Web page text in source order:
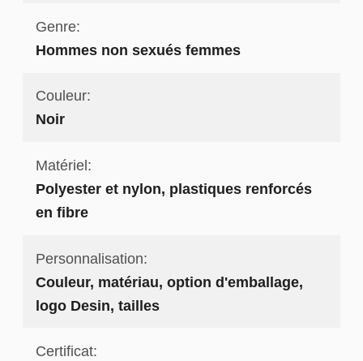
Genre:
Hommes non sexués femmes
Couleur:
Noir
Matériel:
Polyester et nylon, plastiques renforcés
en fibre
Personnalisation:
Couleur, matériau, option d'emballage,
logo Desin, tailles
Certificat: